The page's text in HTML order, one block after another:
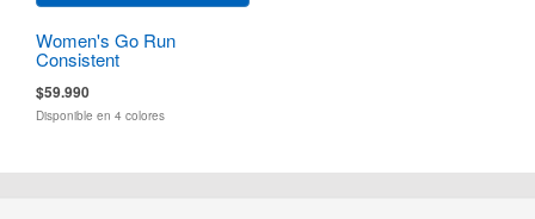
Women's Go Run
Consistent
$59.990
Disponible en 4 colores